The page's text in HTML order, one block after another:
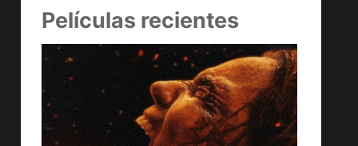
Películas recientes